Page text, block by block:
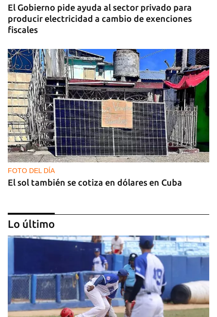
El Gobierno pide ayuda al sector privado para
producir electricidad a cambio de exenciones
fiscales
FOTO DEL DÍA
El sol también se cotiza en dólares en Cuba
Lo último